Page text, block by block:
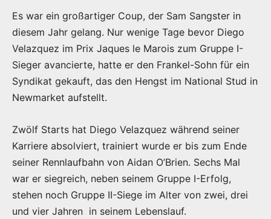
Es war ein großartiger Coup, der Sam Sangster in
diesem Jahr gelang. Nur wenige Tage bevor Diego
Velazquez im Prix Jaques le Marois zum Gruppe I-
Sieger avancierte, hatte er den Frankel-Sohn für ein
Syndikat gekauft, das den Hengst im National Stud in
Newmarket aufstellt.
Zwölf Starts hat Diego Velazquez während seiner
Karriere absolviert, trainiert wurde er bis zum Ende
seiner Rennlaufbahn von Aidan O’Brien. Sechs Mal
war er siegreich, neben seinem Gruppe I-Erfolg,
stehen noch Gruppe II-Siege im Alter von zwei, drei
und vier Jahren in seinem Lebenslauf.